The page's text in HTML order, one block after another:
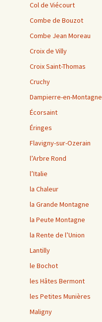
Col de Viécourt
Combe de Bouzot
Combe Jean Moreau
Croix de Villy
Croix Saint-Thomas
Cruchy
Dampierre-en-Montagne
Écorsaint
Éringes
Flavigny-sur-Ozerain
l’Arbre Rond
l’Italie
la Chaleur
la Grande Montagne
la Peute Montagne
la Rente de l’Union
Lantilly
le Bochot
les Hâtes Bermont
les Petites Munières
Maligny